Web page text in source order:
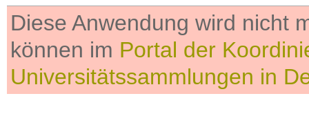
Diese Anwendung wird nicht
können im Portal der
Universitätssammlungen in